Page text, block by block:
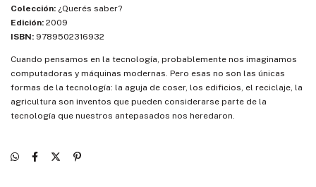
Colección: ¿Querés saber?
Edición: 2009
ISBN: 9789502316932
Cuando pensamos en la tecnología, probablemente nos imaginamos
computadoras y máquinas modernas. Pero esas no son las únicas
formas de la tecnología: la aguja de coser, los edificios, el reciclaje, la
agricultura son inventos que pueden considerarse parte de la
tecnología que nuestros antepasados nos heredaron.